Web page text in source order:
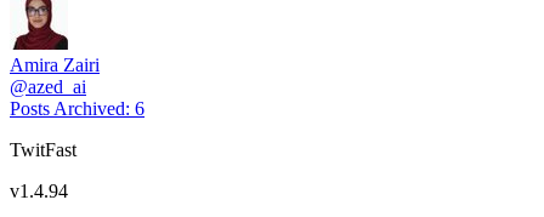
Amira Zairi
@azed_ai
Posts Archived: 6
TwitFast
v1.4.94